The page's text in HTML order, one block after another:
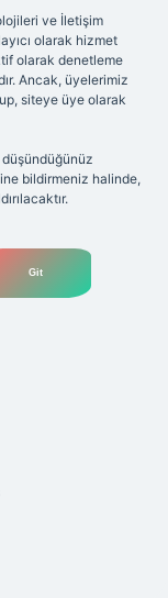
ve İletişim
olarak hizmet
olarak denetleme
Ancak, üyelerimiz
siteye üye olarak
bildirmeniz halinde,